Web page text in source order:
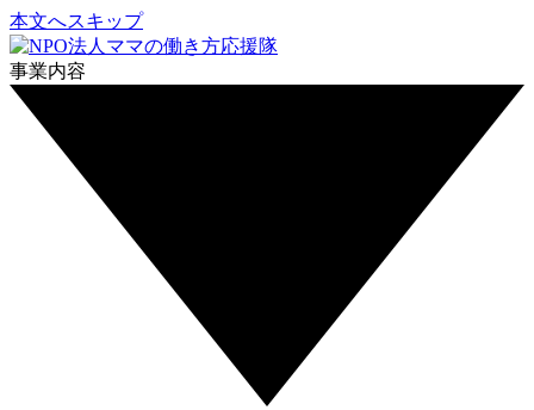
本文へスキップ
事業内容